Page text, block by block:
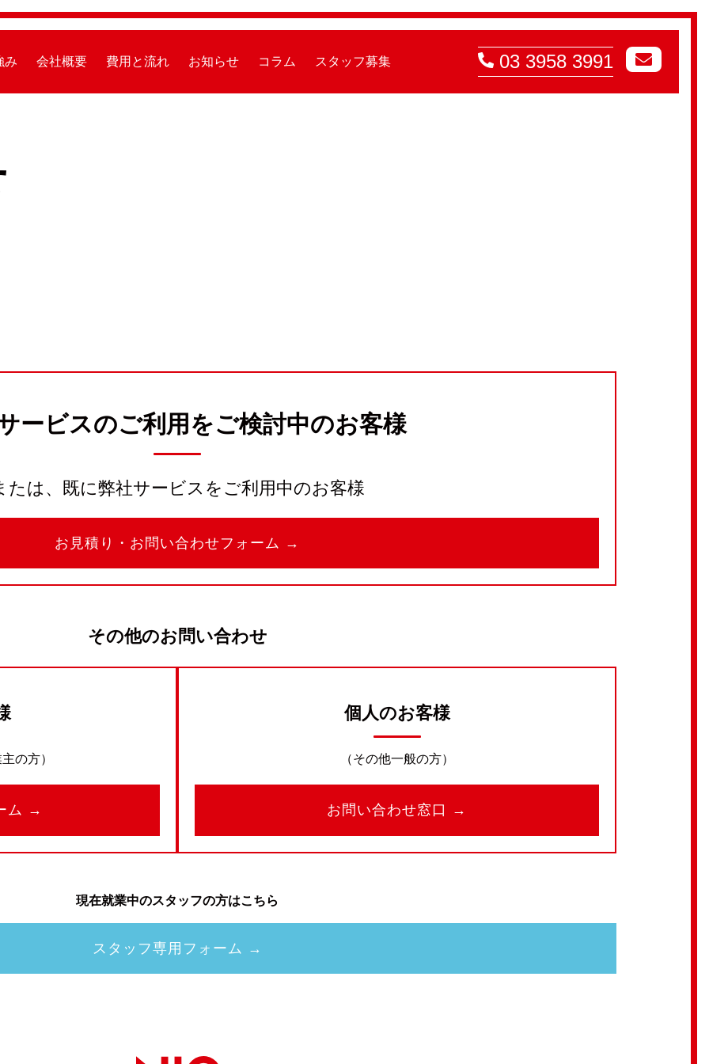
み 会社概要 費用と流れ お知らせ コラム スタッフ募集 03 3958 3991
ービスのご利用をご検討中のお客様
たは、既に弊社サービスをご利用中のお客様
お見積り・お問い合わせフォーム →
その他のお問い合わせ
の方）
ム →
個人のお客様
（その他一般の方）
お問い合わせ窓口 →
現在就業中のスタッフの方はこちら
スタッフ専用フォーム →